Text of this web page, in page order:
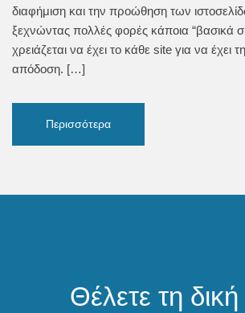
διαφήμιση και την προώθηση των
ξεχνώντας πολλές φορές κάποια “βασικά
χρειάζεται να έχει το κάθε site για να έχει
απόδοση. […]
Περισσότερα
Θέλετε τη